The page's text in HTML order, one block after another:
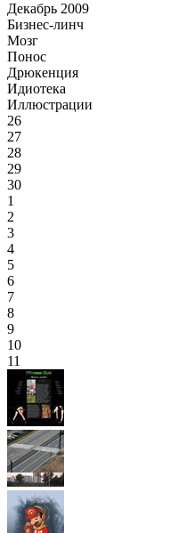
Декабрь 2009
Бизнес-линч
Мозг
Понос
Дрюкенция
Идиотека
Иллюстрации
26
27
28
29
30
1
2
3
4
5
6
7
8
9
10
11